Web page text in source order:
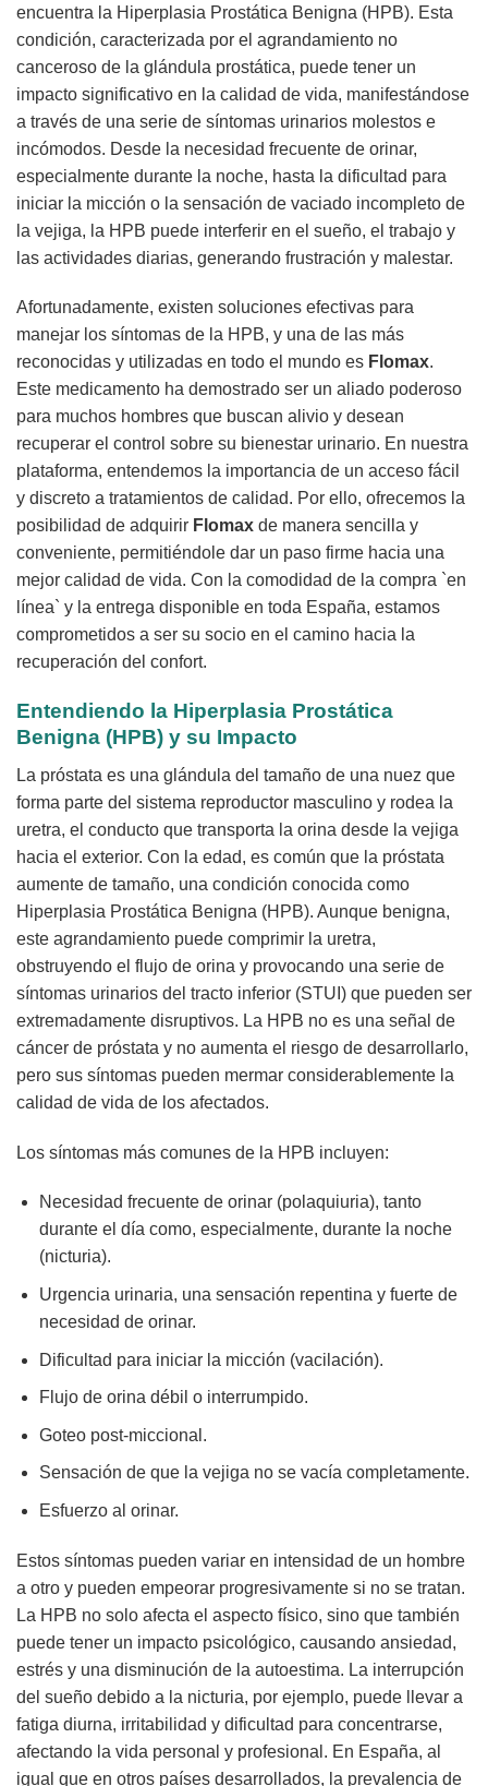
encuentra la Hiperplasia Prostática Benigna (HPB). Esta
condición, caracterizada por el agrandamiento no
canceroso de la glándula prostática, puede tener un
impacto significativo en la calidad de vida, manifestándose
a través de una serie de síntomas urinarios molestos e
incómodos. Desde la necesidad frecuente de orinar,
especialmente durante la noche, hasta la dificultad para
iniciar la micción o la sensación de vaciado incompleto de
la vejiga, la HPB puede interferir en el sueño, el trabajo y
las actividades diarias, generando frustración y malestar.
Afortunadamente, existen soluciones efectivas para
manejar los síntomas de la HPB, y una de las más
reconocidas y utilizadas en todo el mundo es Flomax.
Este medicamento ha demostrado ser un aliado poderoso
para muchos hombres que buscan alivio y desean
recuperar el control sobre su bienestar urinario. En nuestra
plataforma, entendemos la importancia de un acceso fácil
y discreto a tratamientos de calidad. Por ello, ofrecemos la
posibilidad de adquirir Flomax de manera sencilla y
conveniente, permitiéndole dar un paso firme hacia una
mejor calidad de vida. Con la comodidad de la compra `en
línea` y la entrega disponible en toda España, estamos
comprometidos a ser su socio en el camino hacia la
recuperación del confort.
Entendiendo la Hiperplasia Prostática
Benigna (HPB) y su Impacto
La próstata es una glándula del tamaño de una nuez que
forma parte del sistema reproductor masculino y rodea la
uretra, el conducto que transporta la orina desde la vejiga
hacia el exterior. Con la edad, es común que la próstata
aumente de tamaño, una condición conocida como
Hiperplasia Prostática Benigna (HPB). Aunque benigna,
este agrandamiento puede comprimir la uretra,
obstruyendo el flujo de orina y provocando una serie de
síntomas urinarios del tracto inferior (STUI) que pueden ser
extremadamente disruptivos. La HPB no es una señal de
cáncer de próstata y no aumenta el riesgo de desarrollarlo,
pero sus síntomas pueden mermar considerablemente la
calidad de vida de los afectados.
Los síntomas más comunes de la HPB incluyen:
Necesidad frecuente de orinar (polaquiuria), tanto
durante el día como, especialmente, durante la noche
(nicturia).
Urgencia urinaria, una sensación repentina y fuerte de
necesidad de orinar.
Dificultad para iniciar la micción (vacilación).
Flujo de orina débil o interrumpido.
Goteo post-miccional.
Sensación de que la vejiga no se vacía completamente.
Esfuerzo al orinar.
Estos síntomas pueden variar en intensidad de un hombre
a otro y pueden empeorar progresivamente si no se tratan.
La HPB no solo afecta el aspecto físico, sino que también
puede tener un impacto psicológico, causando ansiedad,
estrés y una disminución de la autoestima. La interrupción
del sueño debido a la nicturia, por ejemplo, puede llevar a
fatiga diurna, irritabilidad y dificultad para concentrarse,
afectando la vida personal y profesional. En España, al
igual que en otros países desarrollados, la prevalencia de